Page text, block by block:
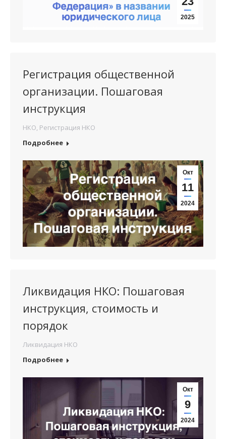
2025
Регистрация общественной
организации. Пошаговая
инструкция
НКО, Регистрация НКО
Подробнее
Окт
11
2024
Ликвидация НКО: Пошаговая
инструкция, стоимость и
порядок
Ликвидация НКО
Подробнее
Окт
9
2024